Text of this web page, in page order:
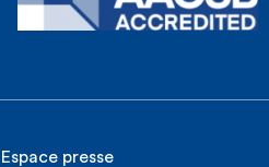
Espace presse